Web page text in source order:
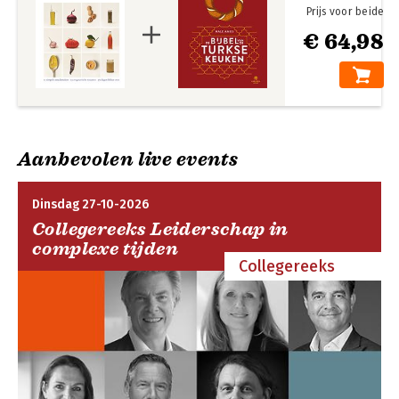
‘Slim, smakelijk, oprecht en gezond. Anna krijgt het weer voor
elkaar!’ – Jamie Oliver
€ 64,98
Prijs voor beide
Aanbevolen live events
Dinsdag 27-10-2026
Collegereeks Leiderschap in
complexe tijden
Collegereeks